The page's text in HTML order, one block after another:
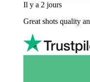
Il y a 2 jours
Great shots quality